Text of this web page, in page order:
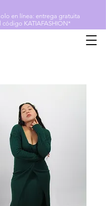
en línea: entrega gratuita
código KATIAFASHION*